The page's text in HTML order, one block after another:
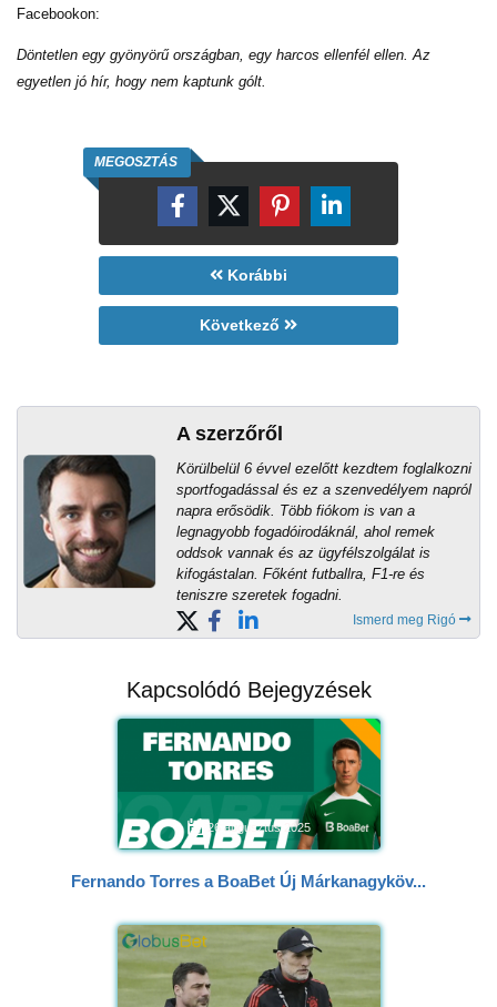
Facebookon:
Döntetlen egy gyönyörű országban, egy harcos ellenfél ellen. Az
egyetlen jó hír, hogy nem kaptunk gólt.
MEGOSZTÁS
Korábbi
Következő
A szerzőről
Körülbelül 6 évvel ezelőtt kezdtem foglalkozni
sportfogadással és ez a szenvedélyem napról
napra erősödik. Több fiókom is van a
legnagyobb fogadóirodáknál, ahol remek
oddsok vannak és az ügyfélszolgálat is
kifogástalan. Főként futballra, F1-re és
teniszre szeretek fogadni.
Ismerd meg Rigó
Kapcsolódó Bejegyzések
26 augusztus 2025
Fernando Torres a BoaBet Új Márkanagyköv...